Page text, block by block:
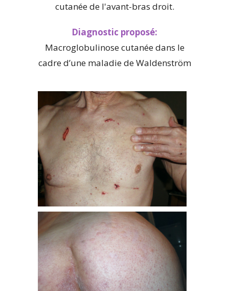
cutanée de l'avant-bras droit.
Diagnostic proposé:
Macroglobulinose cutanée dans le
cadre d’une maladie de Waldenström